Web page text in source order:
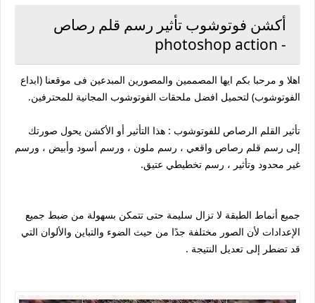
أكشن فوتوشوب تأثير رسم قلم رصاص
- photoshop action
اهلا و مرحبا بكم ايها المصممين والمصورين المبدعين فى موقعنا (ابداع
الفوتوشوب) لتحميل افضل ملحقات الفوتوشوب المجانية للمحترفين.
تأثير القلم الرصاص للفوتوشوب : هذا التأثير أو الأكشن يحول صورتك
إلى رسم قلم رصاص واقعي ، رسم ملون ، ورسم أسود وأبيض ، ورسم
غير محدود وتأثير ، رسم تخطيطي عتيق.
جميع أنماط الطبقة لا تزال سليمة حتى تتمكن بسهولة من ضبط جميع
الإعدادات لأن الصور مختلفة جدًا من حيث الضوء والتباين والألوان التي
قد تضطر إلى تعديل النتيجة .